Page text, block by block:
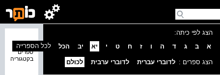
הצג לפי כיתה:
א
ב ג ד ה ו ז ח ט י יא יב הכל
הצג ספרים : לדוברי עברית לדוברי ערבית לכולם
ספרים
בקטגוריה
לכל הספרייה